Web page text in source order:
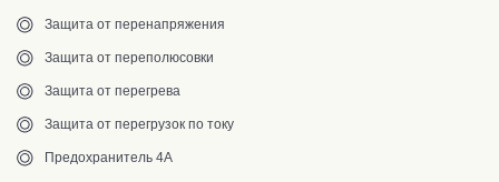
Защита от перенапряжения
Защита от переполюсовки
Защита от перегрева
Защита от перегрузок по току
Предохранитель 4А